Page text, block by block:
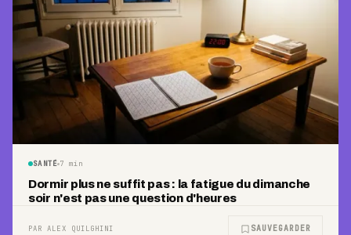
SANTÉ 7 min
Dormir plus ne suffit pas : la fatigue du dimanche
soir n'est pas une question d'heures
PAR ALEX QUILGHINI SAUVEGARDER